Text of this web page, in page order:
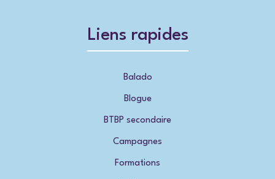
Liens rapides
Balado
Blogue
BTBP secondaire
Campagnes
Formations